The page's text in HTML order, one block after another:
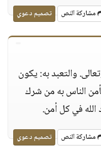
مشاركة النص تصميم دعوي
والتعبد به: يكون
الناس به من شرك
في كل أمن.
مشاركة النص تصميم دعوي